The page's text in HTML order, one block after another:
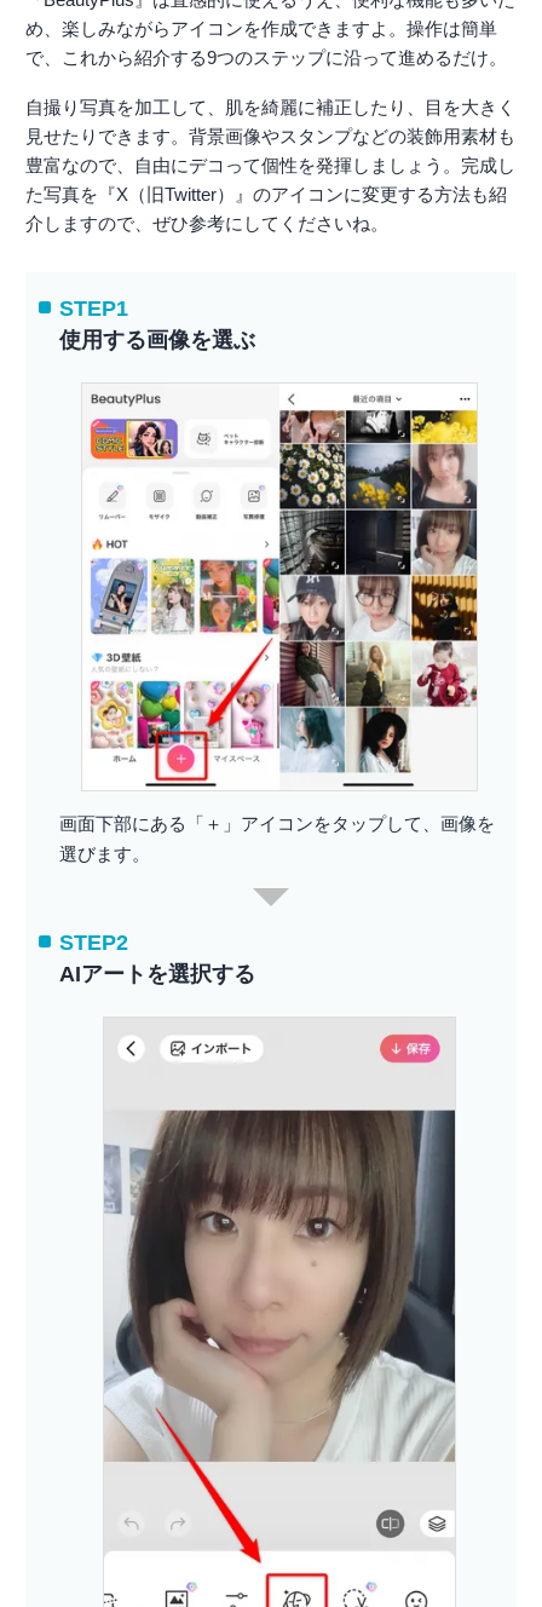
め、楽しみながらアイコンを作成できますよ。操作は簡単
で、これから紹介する9つのステップに沿って進めるだけ。
自撮り写真を加工して、肌を綺麗に補正したり、目を大きく
見せたりできます。背景画像やスタンプなどの装飾用素材も
豊富なので、自由にデコって個性を発揮しましょう。完成し
た写真を『X（旧Twitter）』のアイコンに変更する方法も紹
介しますので、ぜひ参考にしてくださいね。
STEP1
使用する画像を選ぶ
画面下部にある「＋」アイコンをタップして、画像を
選びます。
STEP2
AIアートを選択する